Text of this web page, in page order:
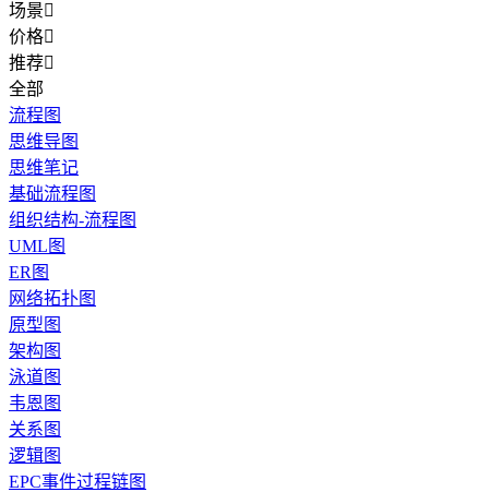
场景
价格
推荐
全部
流程图
思维导图
思维笔记
基础流程图
组织结构-流程图
UML图
ER图
网络拓扑图
原型图
架构图
泳道图
韦恩图
关系图
逻辑图
EPC事件过程链图